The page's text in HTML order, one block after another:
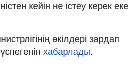
кейін не істеу керек
өкілдері зардап
хабарлады.